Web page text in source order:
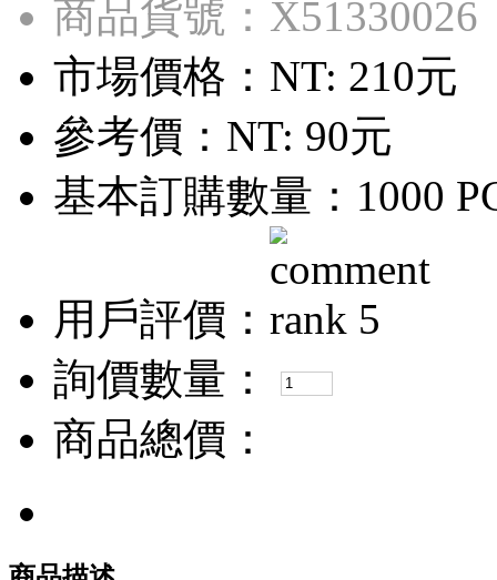
商品貨號：X51330026
市場價格： NT: 210元
參考價： NT: 90元
基本訂購數量：1000
用戶評價：
詢價數量：
商品總價：